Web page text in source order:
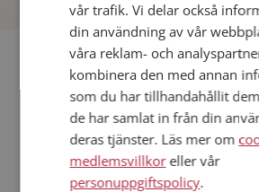
Fler singlar
Fler singelmän från Älvsbyn:Kjell,
Kvinnor från Älvsbyn
Dejta kvinnor i Sverige
Dejta män i Sverige
vår trafik. Vi delar också
din användning av vår
våra reklam- och
kombinera den med annan
som du har tillhandahållit
de har samlat in från din
deras tjänster. Läs mer om
medlemsvillkoreller vår
personuppgiftspolicy.